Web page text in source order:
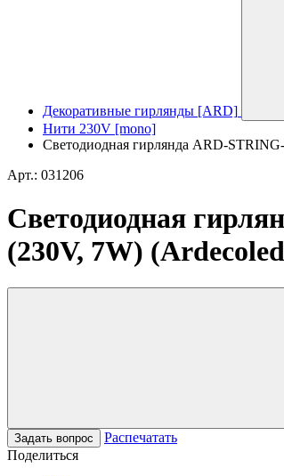
Декоративные гирлянды [ARD]
Нити 230V [mono]
Светодиодная гирлянда ARD-
Арт.: 031206
Светодиодная
(230V, 7W)
Задать вопрос
Распечатать
Поделиться